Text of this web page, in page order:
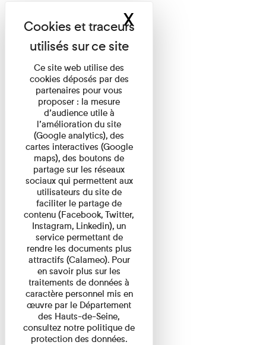
Ce site web utilise des
cookies déposés par des
partenaires pour vous
proposer : la mesure
d’audience utile à
l’amélioration du site
(Google analytics), des
cartes interactives (Google
maps), des boutons de
partage sur les réseaux
sociaux qui permettent aux
utilisateurs du site de
faciliter le partage de
contenu (Facebook, Twitter,
Instagram, Linkedin), un
service permettant de
rendre les documents plus
attractifs (Calameo). Pour
en savoir plus sur les
traitements de données à
caractère personnel mis en
œuvre par le Département
des Hauts-de-Seine,
consultez notre politique de
protection des données.
XMasquer le